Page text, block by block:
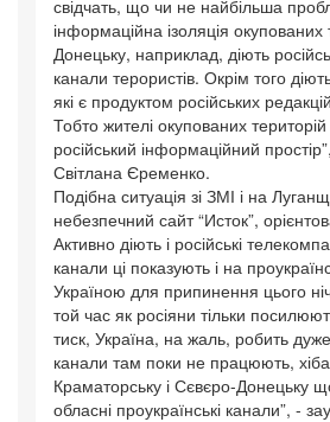
свідчать, що чи не найбільша
інформаційна ізоляція окупованих
Донецьку, наприклад, діють
канали терористів. Окрім того
які є продуктом російських
Тобто жителі окупованих
російський інформаційний
Світлана Єременко.
Подібна ситуація зі ЗМІ і на
небезпечний сайт “Исток”,
Активно діють і російські
канали ці показують і на
Україною для припинення цього
той час як росіяни тільки
тиск, Україна, на жаль, робить
канали там поки не працюють,
Краматорську і Сєвєро-Донецьку
обласні проукраїнські канали”, -